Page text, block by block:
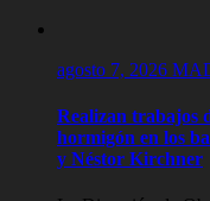
agosto 7, 2026
Realizan trabajos
hormigón en los
y Néstor Kirchner